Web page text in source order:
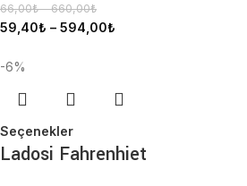
66,00₺ –660,00₺
59,40₺ – 594,00₺
-6%
Seçenekler
Ladosi Fahrenhiet